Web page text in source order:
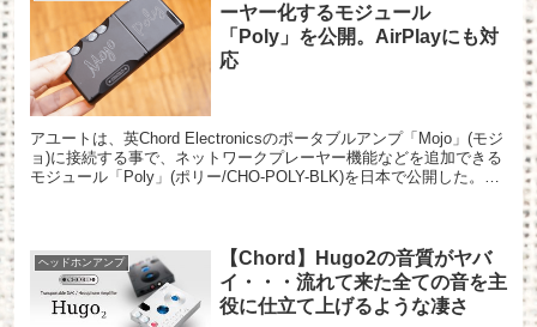
ーヤー化するモジュール
「Poly」を公開。AirPlayにも対
応
アユートは、英Chord Electronicsのポータブルアンプ「Mojo」(モジ
ョ)に接続する事で、ネットワークプレーヤー機能などを追加できる
モジュール「Poly」(ポリー/CHO-POLY-BLK)を日本で公開した。発
ヘッドホンアンプ
【Chord】Hugo2の音質がヤバ
イ・・・流れて来た全ての音を主
役に仕立て上げるような凄さ